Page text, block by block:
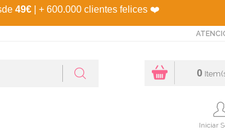
49€ | + 600.000 clientes felices ❤️
0
Iniciar